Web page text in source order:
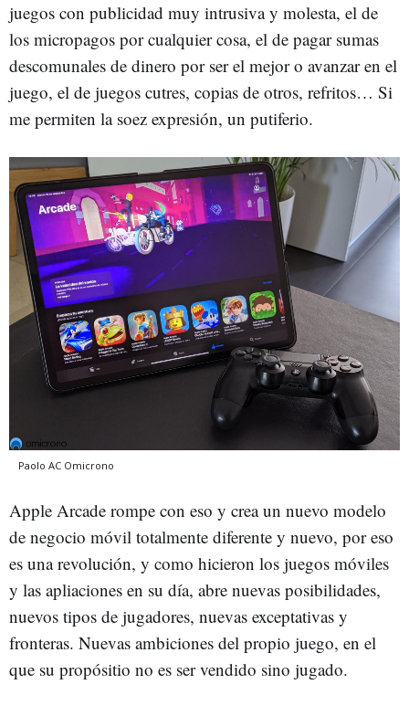
juegos con publicidad muy intrusiva y molesta, el de
los micropagos por cualquier cosa, el de pagar sumas
descomunales de dinero por ser el mejor o avanzar en el
juego, el de juegos cutres, copias de otros, refritos… Si
me permiten la soez expresión, un putiferio.
Paolo AC Omicrono
Apple Arcade rompe con eso y crea un nuevo modelo
de negocio móvil totalmente diferente y nuevo, por eso
es una revolución, y como hicieron los juegos móviles
y las apliaciones en su día, abre nuevas posibilidades,
nuevos tipos de jugadores, nuevas exceptativas y
fronteras. Nuevas ambiciones del propio juego, en el
que su propósitio no es ser vendido sino jugado.